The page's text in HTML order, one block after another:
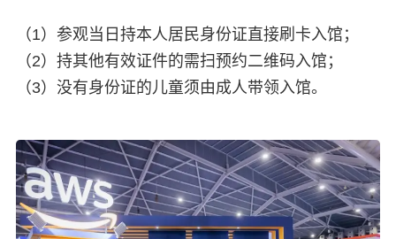
（1）参观当日持本人居民身份证直接刷卡入馆；
（2）持其他有效证件的需扫预约二维码入馆；
（3）没有身份证的儿童须由成人带领入馆。